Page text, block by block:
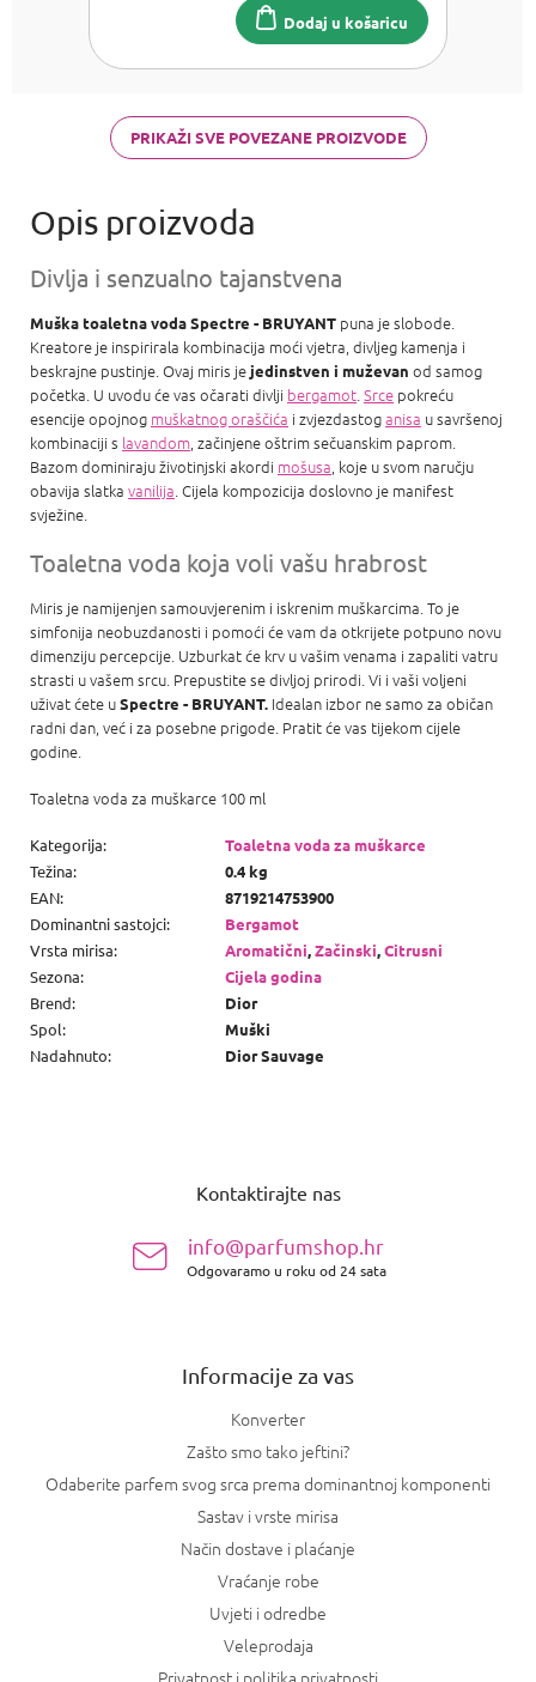
Dodaj u košaricu
PRIKAŽI SVE POVEZANE PROIZVODE
Divlja i senzualno tajanstvena
Muška toaletna voda Spectre - BRUYANT puna je slobode.
Kreatore je inspirirala kombinacija moći vjetra, divljeg kamenja i
beskrajne pustinje. Ovaj miris jejedinstven i muževan od samog
početka. U uvodu će vas očarati divlji bergamot.Srce pokreću
esencije opojnog muškatnog oraščića i zvjezdastoganisa u savršenoj
kombinaciji s lavandom, začinjene oštrim sečuanskim paprom.
Bazom dominiraju životinjski akordi mošusa, koje u svom naručju
obavija slatka vanilija. Cijela kompozicija doslovno je manifest
svježine.
Toaletna voda koja voli vašu hrabrost
Miris je namijenjen samouvjerenim i iskrenim muškarcima. To je
simfonija neobuzdanosti i pomoći će vam da otkrijete potpuno novu
dimenziju percepcije. Uzburkat će krv u vašim venama i zapaliti vatru
strasti u vašem srcu. Prepustite se divljoj prirodi. Vi i vaši voljeni
uživat ćete uSpectre - BRUYANT. Idealan izbor ne samo za običan
radni dan, već i za posebne prigode. Pratit će vas tijekom cijele
godine.
Toaletna voda za muškarce 100 ml
Kategorija:
Toaletna voda za muškarce
Težina:
0.4 kg
EAN:
8719214753900
Dominantni sastojci:
Bergamot
Vrsta mirisa: Aromatični,Začinski,Citrusni
Sezona:
Cijela godina
Brend:
Dior
Spol:
Muški
Nadahnuto: Dior Sauvage
Kontaktirajte nas
info@parfumshop.hr
Odgovaramo u roku od 24 sata
Informacije za vas
Konverter
Zašto smo tako jeftini?
Odaberite parfem svog srca prema dominantnoj komponenti
Sastav i vrste mirisa
Način dostave i plaćanje
Vraćanje robe
Uvjeti i odredbe
Veleprodaja
Privatnost i politika privatnosti